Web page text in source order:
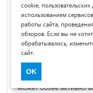
повлиять на
отношениях, где
визуализации и
Спектр гендерных
обществе
гендерных ролях и
может более активно
cookie,
использованием
работы сайта,
обзоров. Если вы не
обрабатывались,
сайт.
OK